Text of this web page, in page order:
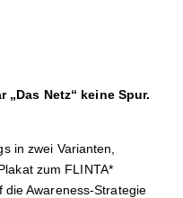
Netz“ keine Spur.
in zwei Varianten,
zum FLINTA*
die Awareness-Strategie